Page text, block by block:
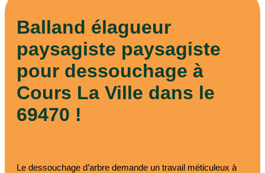
Balland élagueur
paysagiste paysagiste
pour dessouchage à
Cours La Ville dans le
69470 !
Le dessouchage d’arbre demande un travail méticuleux à